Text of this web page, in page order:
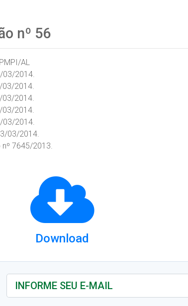
nº 56
AL
03/2014.
03/2014.
03/2014.
03/2014.
03/2014.
03/2014.
7645/2013.
Download